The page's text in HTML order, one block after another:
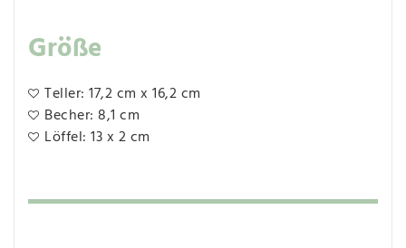
Größe
Teller: 17,2 cm x 16,2 cm
Becher: 8,1 cm
Löffel: 13 x 2 cm